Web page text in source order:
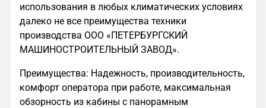
использования в любых климатических условиях
далеко не все преимущества техники
производства ООО «ПЕТЕРБУРГСКИЙ
МАШИНОСТРОИТЕЛЬНЫЙ ЗАВОД».
Преимущества: Надежность, производительность,
комфорт оператора при работе, максимальная
обзорность из кабины с панорамным